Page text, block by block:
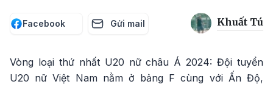
Facebook Gửi mail Khuất Tú
Vòng loại thứ nhất U20 nữ châu Á 2024: Đội tuyển
U20 nữ Việt Nam nằm ở bảng F cùng với Ấn Độ,